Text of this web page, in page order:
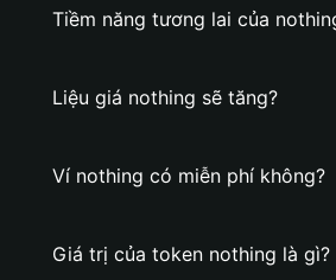
Tiềm năng tương lai của
Liệu giá nothing sẽ tăng?
Ví nothing có miễn phí không?
Giá trị của token nothing là gì?